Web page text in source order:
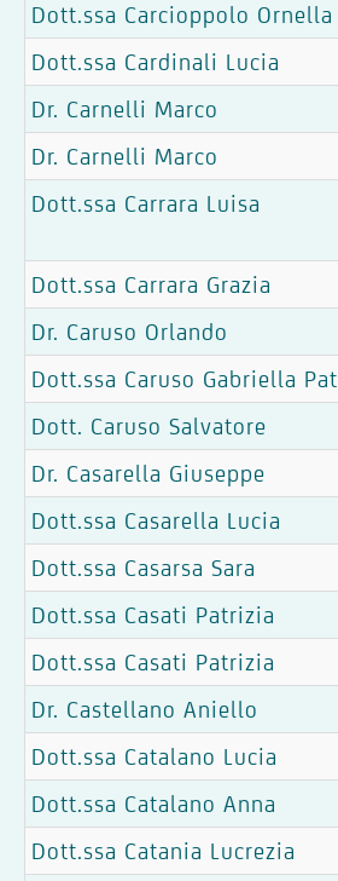
Dott.ssa Carcioppolo Ornella
Dott.ssa Cardinali Lucia
Dr. Carnelli Marco
Dr. Carnelli Marco
Dott.ssa Carrara Luisa
Dott.ssa Carrara Grazia
Dr. Caruso Orlando
Dott.ssa Caruso Gabriella
Dott. Caruso Salvatore
Dr. Casarella Giuseppe
Dott.ssa Casarella Lucia
Dott.ssa Casarsa Sara
Dott.ssa Casati Patrizia
Dott.ssa Casati Patrizia
Dr. Castellano Aniello
Dott.ssa Catalano Lucia
Dott.ssa Catalano Anna
Dott.ssa Catania Lucrezia